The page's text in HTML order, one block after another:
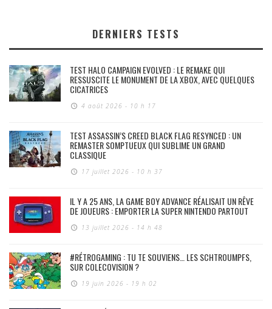
DERNIERS TESTS
TEST HALO CAMPAIGN EVOLVED : LE REMAKE QUI
RESSUSCITE LE MONUMENT DE LA XBOX, AVEC QUELQUES
CICATRICES
4 août 2026 - 10 h 17
TEST ASSASSIN’S CREED BLACK FLAG RESYNCED : UN
REMASTER SOMPTUEUX QUI SUBLIME UN GRAND
CLASSIQUE
17 juillet 2026 - 10 h 37
IL Y A 25 ANS, LA GAME BOY ADVANCE RÉALISAIT UN RÊVE
DE JOUEURS : EMPORTER LA SUPER NINTENDO PARTOUT
13 juillet 2026 - 14 h 48
#RÉTROGAMING : TU TE SOUVIENS… LES SCHTROUMPFS,
SUR COLECOVISION ?
19 juin 2026 - 19 h 02